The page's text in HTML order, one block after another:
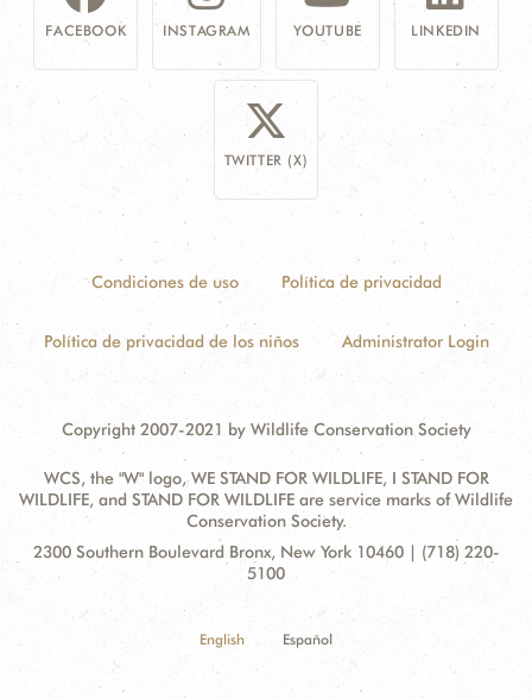
FACEBOOK INSTAGRAM YOUTUBE LINKEDIN
TWITTER (X)
Condiciones de uso Política de privacidad
Política de privacidad de los niños Administrator Login
Copyright 2007-2021 by Wildlife Conservation Society
WCS, the "W" logo, WE STAND FOR WILDLIFE, I STAND FOR
WILDLIFE, and STAND FOR WILDLIFE are service marks of Wildlife
Conservation Society.
Contact
Information
Address:
2300 Southern Boulevard Bronx, New York 10460 | (718) 220-
5100
English Español